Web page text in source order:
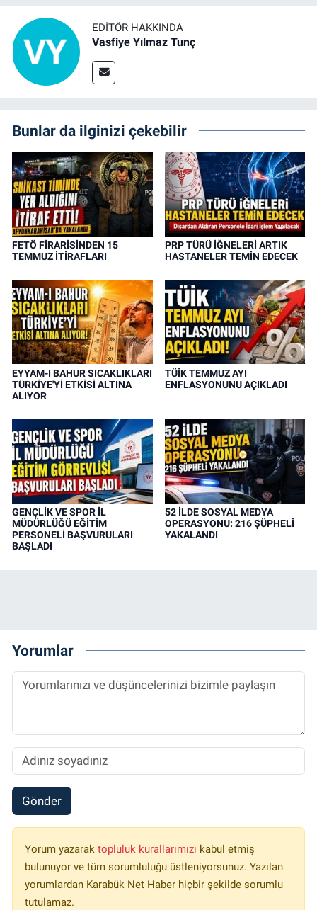
EDITÖR HAKKINDA
Vasfiye Yılmaz Tunç
Bunlar da ilginizi çekebilir
FETÖ FİRARİSİNDEN 15
TEMMUZ İTİRAFLARI
PRP TÜRÜ İĞNELERİ ARTIK
HASTANELER TEMİN EDECEK
EYYAM-I BAHUR SICAKLIKLARI
TÜRKİYE'Yİ ETKİSİ ALTINA
ALIYOR
TÜİK TEMMUZ AYI
ENFLASYONUNU AÇIKLADI
GENÇLİK VE SPOR İL
MÜDÜRLÜĞÜ EĞİTİM
PERSONELİ BAŞVURULARI
BAŞLADI
52 İLDE SOSYAL MEDYA
OPERASYONU: 216 ŞÜPHELİ
YAKALANDI
Yorumlar
Gönder
Yorum yazarak topluluk kurallarımızı kabul etmiş
bulunuyor ve tüm sorumluluğu üstleniyorsunuz. Yazılan
yorumlardan Karabük Net Haber hiçbir şekilde sorumlu
tutulamaz.